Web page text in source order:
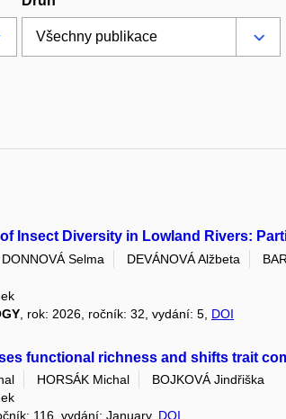
Insect Diversity in Lowland Rivers:
DONNOVÁ Selma DEVÁNOVÁ Alžbeta
, rok: 2026, ročník: 32, vydání: 5, DOI
functional richness and shifts trait
HORSÁK Michal
BOJKOVÁ Jindřiška
116, vydání: January, DOI